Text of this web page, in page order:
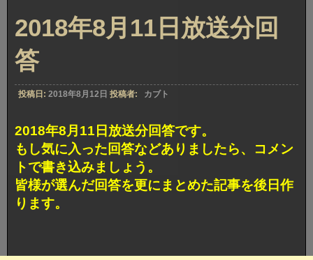
2018年8月11日放送分回
答
投稿日: 2018年8月12日 投稿者: カブト
2018年8月11日放送分回答です。
もし気に入った回答などありましたら、コメン
トで書き込みましょう。
皆様が選んだ回答を更にまとめた記事を後日作
ります。